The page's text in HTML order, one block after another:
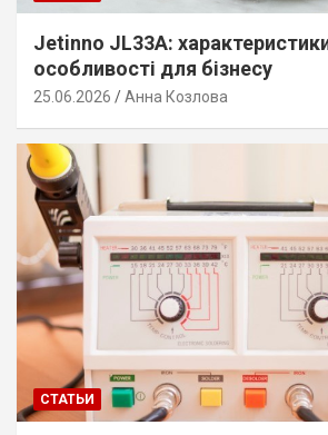
Jetinno JL33A:
особливості для бізнесу
25.06.2026 Анна Козлова
СТАТЬИ